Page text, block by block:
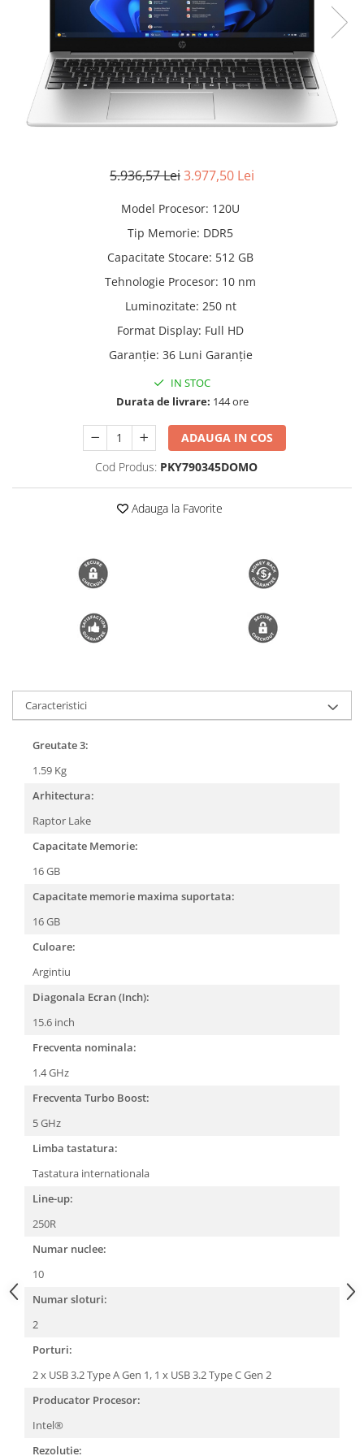
Masute pentru Pat
Perne Ortopedice
Paturi Medicale
Centuri Ajutatoare Locomotie
Perne de Reabilitare
Aparate de Masaj
Imprimante
Mașini de găurit și înșurubat
Memorii RAM
Mixere, tocatoare & roboti de
Roboți de Bucătărie
Polizoare Unghiulare
Storcătoare Citrice
5.936,57 Lei3.977,50 Lei
Model Procesor: 120U
Tip Memorie: DDR5
Capacitate Stocare: 512 GB
Tehnologie Procesor: 10 nm
Luminozitate: 250 nt
Format Display: Full HD
Garanție: 36 Luni Garanție
IN STOC
Durata de livrare: 144 ore
ADAUGA IN COS
Cod Produs: PKY790345DOMO
Adauga la Favorite
Caracteristici
Greutate 3:
1.59 Kg
Arhitectura:
Raptor Lake
Capacitate Memorie:
16 GB
Capacitate memorie maxima suportata:
16 GB
Culoare:
Argintiu
Diagonala Ecran (Inch):
15.6 inch
Frecventa nominala:
1.4 GHz
Frecventa Turbo Boost:
5 GHz
Limba tastatura:
Tastatura internationala
Line-up:
250R
Numar nuclee:
10
Numar sloturi:
2
Porturi:
2 x USB 3.2 Type A Gen 1, 1 x USB 3.2 Type C Gen 2
Producator Procesor:
Intel®
Rezolutie: